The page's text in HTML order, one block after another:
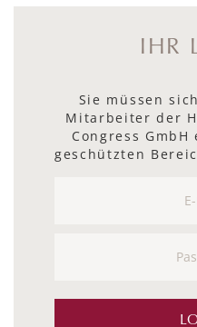
IHR
Sie müssen
Mitarbeiter der
Congress
geschützten